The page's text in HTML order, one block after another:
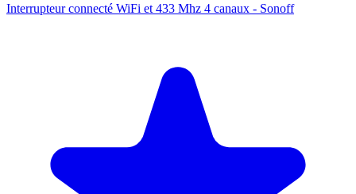
Interrupteur connecté WiFi et 433 Mhz 4 canaux - Sonoff